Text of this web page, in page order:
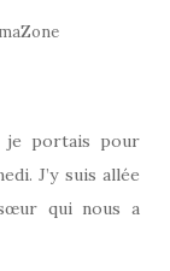
je portais pour
J’y suis allée
qui nous a